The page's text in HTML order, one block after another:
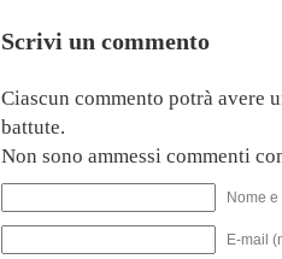
Scrivi un commento
Ciascun commento potrà avere
battute.
Non sono ammessi commenti
Nome
E-mail